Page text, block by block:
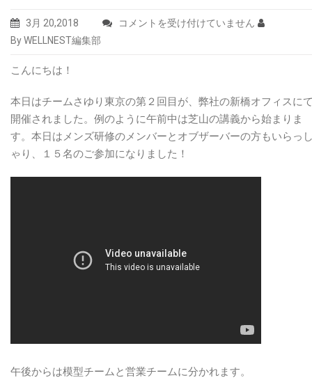
3月 20,2018
チ
り
東
京
１
期
は
コメントを受け付けていません
By WELLNEST編集部
こんにちは！
本日はチームさゆり東京の第２回目が、弊社の新橋オフィスに
開催されました。例のように午前中は芝山の講義から始まりま
す。本日はメンズ研修のメンバーとオブザーバーの方もいらっ
ゃり、１５名のご参加になりました！
午後からは模型チームと営業チームに分かれます。